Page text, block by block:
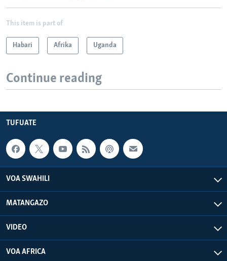
This item is part of
Habari Afrika Uganda
Continue reading
TUFUATE
VOA SWAHILI
MATANGAZO
VIDEO
VOA AFRICA